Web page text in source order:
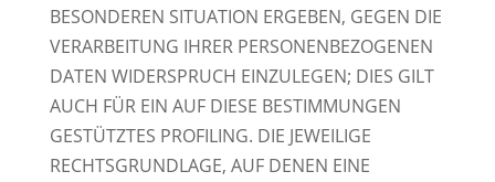
BESONDEREN SITUATION ERGEBEN, GEGEN DIE
VERARBEITUNG IHRER PERSONENBEZOGENEN
DATEN WIDERSPRUCH EINZULEGEN; DIES GILT
AUCH FÜR EIN AUF DIESE BESTIMMUNGEN
GESTÜTZTES PROFILING. DIE JEWEILIGE
RECHTSGRUNDLAGE, AUF DENEN EINE